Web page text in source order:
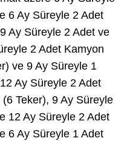
6 Ay Süreyle 2 Adet
Ay Süreyle 2 Adet ve
2 Adet Kamyon
ve 9 Ay Süreyle 1
Ay Süreyle 2 Adet
(6 Teker), 9 Ay Süreyle
12 Ay Süreyle 2 Adet
6 Ay Süreyle 1 Adet